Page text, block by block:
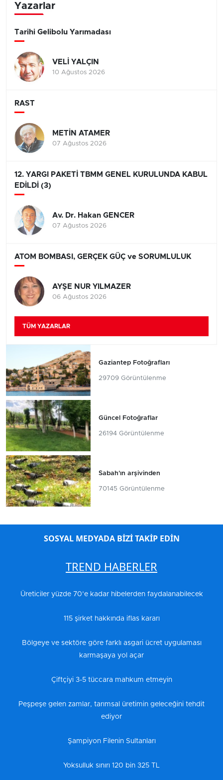
Yazarlar
Tarihi Gelibolu Yarımadası
VELİ YALÇIN
10 Ağustos 2026
RAST
METİN ATAMER
07 Ağustos 2026
12. YARGI PAKETİ TBMM GENEL KURULUNDA KABUL
EDİLDİ (3)
Av. Dr. Hakan GENCER
07 Ağustos 2026
ATOM BOMBASI, GERÇEK GÜÇ ve SORUMLULUK
AYŞE NUR YILMAZER
06 Ağustos 2026
TÜM YAZARLAR
Gaziantep Fotoğrafları
29709 Görüntülenme
Güncel Fotoğraflar
26194 Görüntülenme
Sabah'ın arşivinden
70145 Görüntülenme
SOSYAL MEDYADA BİZİ TAKİP EDİN
TREND HABERLER
Üreticiler yüzde 70’e kadar hibelerden faydalanabilecek
115 şirket hakkında iflas kararı
Bölgeye ve sektöre göre farklı asgari ücret uygulaması
karmaşaya yol açar
Çiftçiyi 3-5 tüccara mahkum etmeyin
Peşpeşe gelen zamlar, tarımsal üretimin geleceğini tehdit
ediyor
Şampiyon Filenin Sultanları
Yoksulluk sınırı 120 bin 325 TL